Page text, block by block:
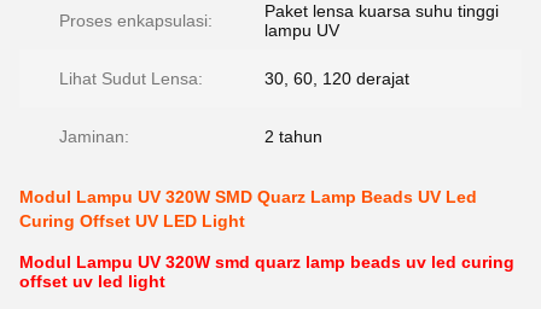
Proses enkapsulasi:
Paket lensa kuarsa suhu tinggi
lampu UV
Lihat Sudut Lensa: 30, 60, 120 derajat
Jaminan: 2 tahun
Modul Lampu UV 320W SMD Quarz Lamp Beads UV Led
Curing Offset UV LED Light
Modul Lampu UV 320W smd quarz lamp beads uv led curing
offset uv led light